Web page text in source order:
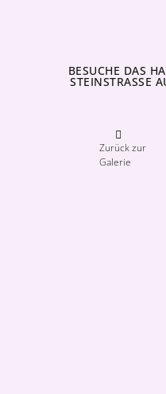
BESUCHE DAS
STEINSTRASSE
Zurück zur
Galerie